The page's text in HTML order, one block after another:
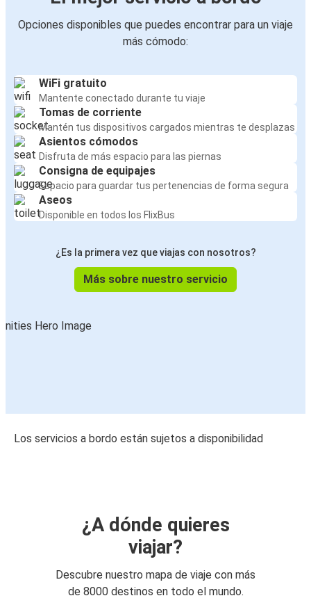
Opciones disponibles que puedes encontrar para un viaje
más cómodo:
WiFi gratuito
Mantente conectado durante tu viaje
Tomas de corriente
Mantén tus dispositivos cargados mientras te desplazas
Asientos cómodos
Disfruta de más espacio para las piernas
Consigna de equipajes
Espacio para guardar tus pertenencias de forma segura
Aseos
Disponible en todos los FlixBus
¿Es la primera vez que viajas con nosotros?
Más sobre nuestro servicio
Los servicios a bordo están sujetos a disponibilidad
¿A dónde quieres
viajar?
Descubre nuestro mapa de viaje con más
de 8000 destinos en todo el mundo.